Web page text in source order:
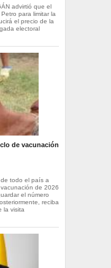
advirtió que el
para limitar la
el precio de la
electoral
de vacunación
todo el país a
de 2026
el número
reciba
la visita